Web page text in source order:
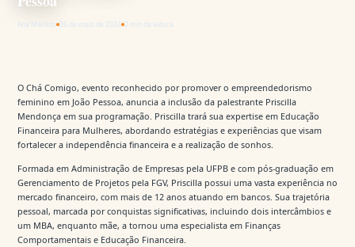
Ana Macêdo 06 de maio de 2024 2 min de leitura
O Chá Comigo, evento reconhecido por promover o empreendedorismo
feminino em João Pessoa, anuncia a inclusão da palestrante Priscilla
Mendonça em sua programação. Priscilla trará sua expertise em Educação
Financeira para Mulheres, abordando estratégias e experiências que visam
fortalecer a independência financeira e a realização de sonhos.
Formada em Administração de Empresas pela UFPB e com pós-graduação em
Gerenciamento de Projetos pela FGV, Priscilla possui uma vasta experiência no
mercado financeiro, com mais de 12 anos atuando em bancos. Sua trajetória
pessoal, marcada por conquistas significativas, incluindo dois intercâmbios e
um MBA, enquanto mãe, a tornou uma especialista em Finanças
Comportamentais e Educação Financeira.